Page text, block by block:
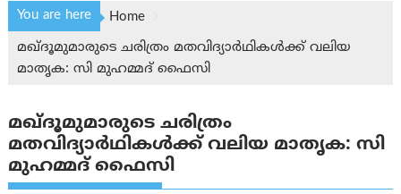
You are here
Home
മഖ്ദൂമുമാരുടെ ചരിത്രം മതവിദ്യാർഥികൾക്ക് വലിയ
മാതൃക: സി മുഹമ്മദ് ഫൈസി
മഖ്ദൂമുമാരുടെ ചരിത്രം
മതവിദ്യാർഥികൾക്ക് വലിയ മാതൃക: സി
മുഹമ്മദ് ഫൈസി